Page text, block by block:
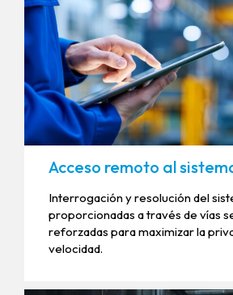
Acceso remoto al
Interrogación y resolución del
proporcionadas a través de vías
reforzadas para maximizar la
velocidad.